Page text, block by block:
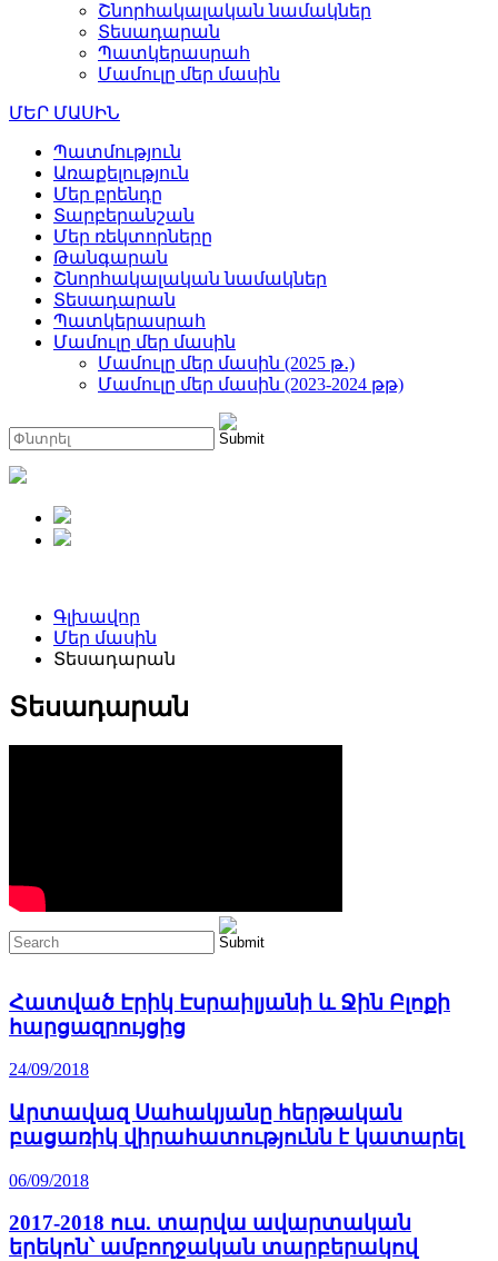
Շնորհակալական նամակներ
Տեսադարան
Պատկերասրահ
Մամուլը մեր մասին
ՄԵՐ ՄԱՍԻՆ
Պատմություն
Առաքելություն
Մեր բրենդը
Տարբերանշան
Մեր ռեկտորները
Թանգարան
Շնորհակալական նամակներ
Տեսադարան
Պատկերասրահ
Մամուլը մեր մասին
Մամուլը մեր մասին (2025 թ․)
Մամուլը մեր մասին (2023-2024 թթ)
Գլխավոր
Մեր մասին
Տեսադարան
Տեսադարան
Հատված Էրիկ Էսրաիլյանի և Ջին Բլոքի
հարցազրույցից
24/09/2018
Արտավազ Սահակյանը հերթական
բացառիկ վիրահատությունն է կատարել
06/09/2018
2017-2018 ուս. տարվա ավարտական
երեկոն՝ ամբողջական տարբերակով